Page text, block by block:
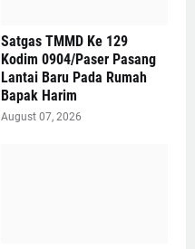
Satgas TMMD Ke 129
Kodim 0904/Paser Pasang
Lantai Baru Pada Rumah
Bapak Harim
August 07, 2026